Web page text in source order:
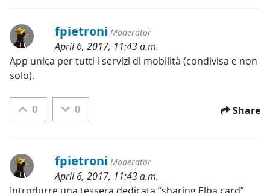
fpietroni Moderator
April 6, 2017, 11:43 a.m.
Categories:
App unica per tutti i servizi di mobilità (condivisa e non
solo).
0 0 Share
fpietroni Moderator
April 6, 2017, 11:43 a.m.
Categories: